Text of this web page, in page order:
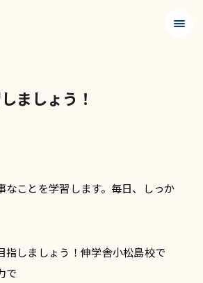
メニ
ましょう！
ことを学習します。毎日、しっか
指しましょう！伸学舎小松島校で
で